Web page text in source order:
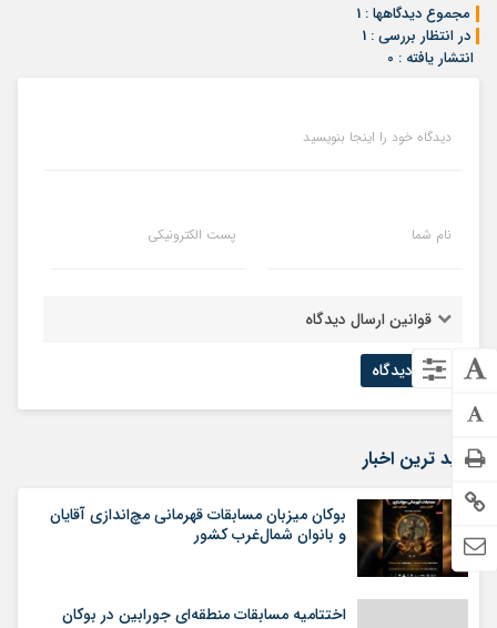
مجموع دیدگاهها : 1
در انتظار بررسی : 1
انتشار یافته : 0
دیدگاه خود را اینجا بنویسید
نام شما پست الکترونیکی
قوانین ارسال دیدگاه
جدید ترین اخبار
بوکان میزبان مسابقات قهرمانی مچ‌اندازی آقایان
و بانوان شمال‌غرب کشور
اختتامیه مسابقات منطقه‌ای جورابین در بوکان